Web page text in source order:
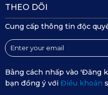
THEO DÕI
Cung cấp thông tin độc
Bằng cách nhấp vào 'Đăng
bạn đồng ý với Điều khoản